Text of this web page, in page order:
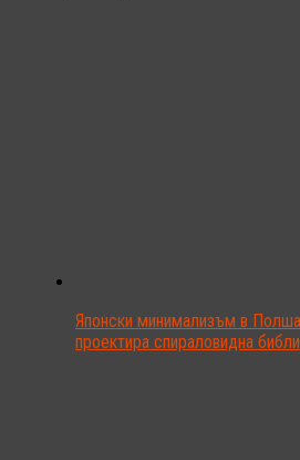
Японски минимализъм в
проектира спираловидна